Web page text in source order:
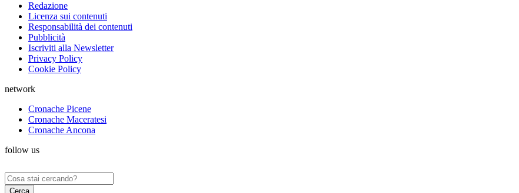
Redazione
Licenza sui contenuti
Responsabilità dei contenuti
Pubblicità
Iscriviti alla Newsletter
Privacy Policy
Cookie Policy
network
Cronache Picene
Cronache Maceratesi
Cronache Ancona
follow us
Ricerca
per: